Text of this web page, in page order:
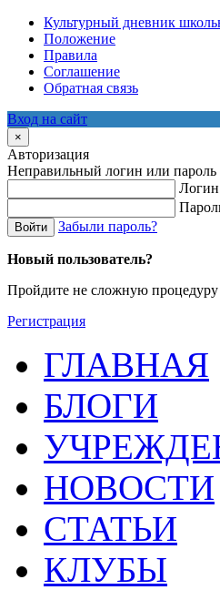
Культурный дневник
Положение
Правила
Соглашение
Обратная связь
Вход на сайт
×
Авторизация
Неправильный логин или пароль
Логин
Войти Забыли пароль?
Новый пользователь?
Пройдите не сложную процедуру
Регистрация
ГЛАВНАЯ
БЛОГИ
НОВОСТИ
СТАТЬИ
КЛУБЫ